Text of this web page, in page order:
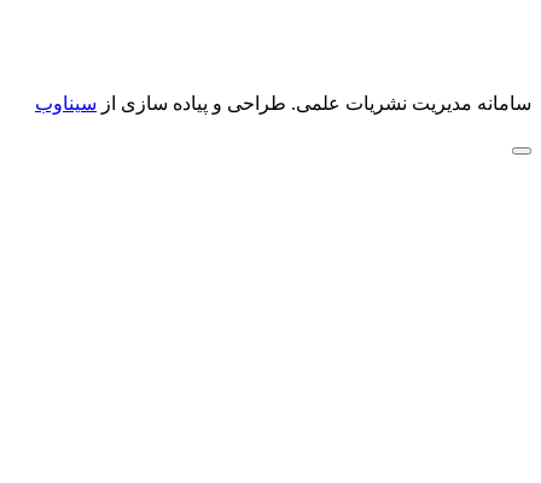
سامانه مدیریت نشریات علمی. طراحی و پیاده سازی از سیناوب